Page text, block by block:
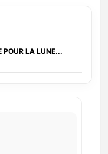
POUR LA LUNE...